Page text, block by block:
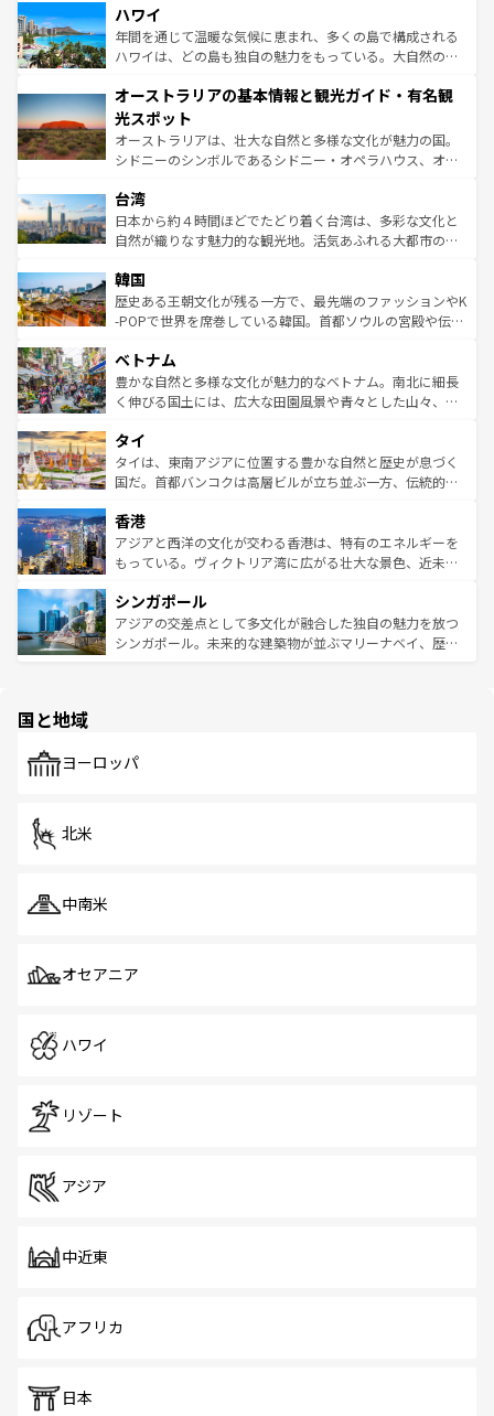
着のスイス情報は
のような巨大都市は、観光、ショッピング、エンターテイ
ンメントが詰まった刺激的なスポットだ。一方、アメリカ
西部には大自然が広がり、グランドキャニオンやイエロー
部のニューオーリンズでは、音楽と美食が融合した独特の
文化が魅力。旅行者はアメリカの各地域で異なる魅力を楽
しみながら、その多様性と豊かな歴史を感じることができ
るだろう。車でのロードトリップや列車の旅も、アメリカ
情報は
ハワイ
年間を通じて温暖な気候に恵まれ、多くの島で構成される
ハワイは、どの島も独自の魅力をもっている。大自然の神
ワイ島は見逃せない。また、定番の観光地といえばオアフ
島だが、静かな自然を求めるならマウイ島やカウアイ島が
おすすめ。エメラルドグリーンに輝く海をはじめ、豊かな
文化や歴史が息づいている。「アロハスピリット」と呼ば
人々、おいしいローカルフードやハワイアンミュージッ
ク、伝統的なフラダンスなど、すべてがハワイの魅力を彩
っている。訪れるたびに新しい発見と感動が待っているハ
はコンテンツ一覧
オーストラリアの基本情報と観光ガイド・有名観
光スポット
オーストラリアは、壮大な自然と多様な文化が魅力の国。
シドニーのシンボルであるシドニー・オペラハウス、オー
リアリーフや大陸中央部にそびえるウルル（エアーズロッ
ク）、タスマニアの美しい原生林やケアンズの熱帯雨林な
ど、見どころがたくさん。また、カフェやワイン、オージ
いる。アクティビティも充実しており、サーフィンやダイ
ビング、ハイキングなど、アウトドア好きにはたまらな
い。オーストラリアの多彩な魅力を存分に味わいつくそ
参照してほしい。
台湾
日本から約４時間ほどでたどり着く台湾は、多彩な文化と
自然が織りなす魅力的な観光地。活気あふれる大都市の台
ン）、静ひつな山岳地帯である台湾東部など、都市の喧騒
と山間の静けさが共存しており、訪れる人に新しい発見と
驚きをもたらしてくれる。また、奥深い台湾の食文化も魅
容にもいいと評判のスイーツなど、バラエティ豊かな料理
が味わえる。 なお、新着の台湾情報は コンテンツ一覧を参
照してほしい。
韓国
歴史ある王朝文化が残る一方で、最先端のファッションやK
-POPで世界を席巻している韓国。首都ソウルの宮殿や伝統
き、地方に足を延ばせば四季折々の自然美を楽しむことが
できる。そして、キムチや焼肉、絶品のストリートフード
まで、さまざまな韓国料理が待っている。夜には、韓国な
リティに包まれながら、韓国の多彩な魅力を心ゆくまで味
わってみてほしい。 なお、新着の韓国情報はコンテンツ一
覧を参照してほしい。
ベトナム
豊かな自然と多様な文化が魅力的なベトナム。南北に細長
く伸びる国土には、広大な田園風景や青々とした山々、世
急速な発展と共に伝統が息づく。ハノイの古い町並みやホ
ーチミン市のフランス統治時代の建物も、独特の雰囲気を
醸し出している。また、バラエティの豊かさとおいしさで
とつ。フォーやバインミー、ベトナムコーヒーなどは、ぜ
ひ現地で味わいたい。どの地域を訪れてもあたたかい人々
が旅行者を迎えてくれるので、きっと忘れられない旅にな
参照してほしい。
タイ
タイは、東南アジアに位置する豊かな自然と歴史が息づく
国だ。首都バンコクは高層ビルが立ち並ぶ一方、伝統的な
の活気が交差している。北部ではチェンマイなどの山岳地
帯で自然と触れ合い、南部ではプーケットやクラビの美し
いビーチでリゾート気分を楽しむことができる。タイ料理
激する。気候は一年中温暖で、どの季節にも異なる楽しみ
が待っている。親しみやすいタイの人々、仏教を中心とし
た文化、そして多様な観光資源が、訪れる旅人を魅了し続
香港
アジアと西洋の文化が交わる香港は、特有のエネルギーを
もっている。ヴィクトリア湾に広がる壮大な景色、近未来
み、どこを訪れても感動するはず。観光スポットが密集し
ており、効率よく見どころを回れるのも魅力。息をのむよ
うな絶景から文化的な体験まで、香港を存分に楽しみ尽く
シンガポール
アジアの交差点として多文化が融合した独自の魅力を放つ
シンガポール。未来的な建築物が並ぶマリーナベイ、歴史
で、ホーカーズは地元の風情を楽しめる外せないスポット
国と地域
ヨーロッパ
北米
中南米
オセアニア
ハワイ
リゾート
アジア
中近東
アフリカ
日本